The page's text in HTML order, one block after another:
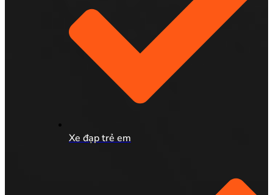
Xe đạp trẻ em